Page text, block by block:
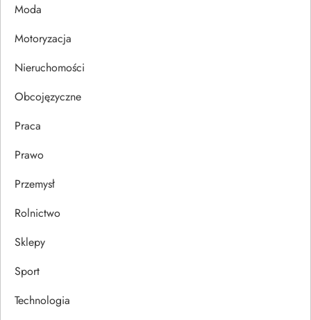
u
Moda
Motoryzacja
Nieruchomości
Obcojęzyczne
Praca
Prawo
Przemysł
Rolnictwo
Sklepy
Sport
Technologia